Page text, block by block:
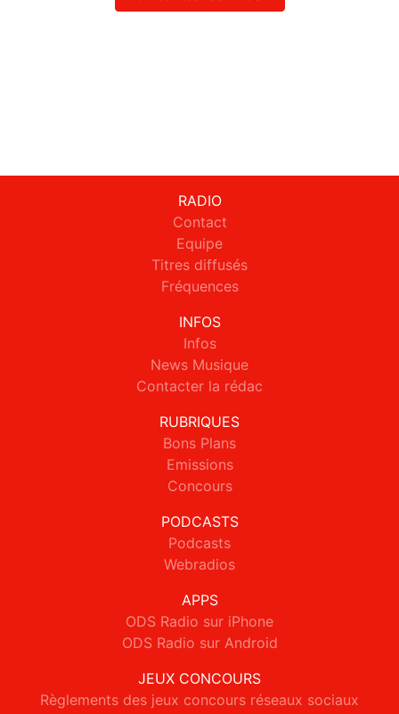
RADIO
Contact
Equipe
Titres diffusés
Fréquences
INFOS
Infos
News Musique
Contacter la rédac
RUBRIQUES
Bons Plans
Emissions
Concours
PODCASTS
Podcasts
Webradios
APPS
ODS Radio sur iPhone
ODS Radio sur Android
JEUX CONCOURS
Règlements des jeux concours réseaux sociaux